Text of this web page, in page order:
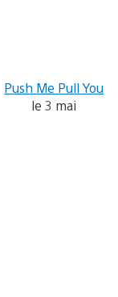
Push Me Pull You
le 3 mai